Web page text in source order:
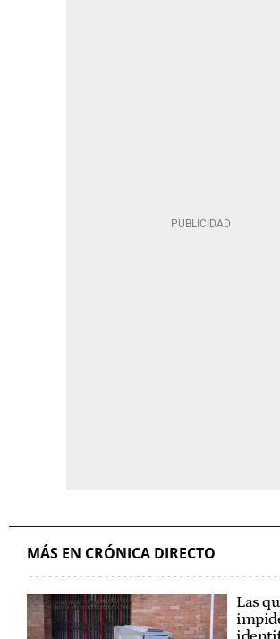
MÁS EN CRÓNICA DIRECTO
Las